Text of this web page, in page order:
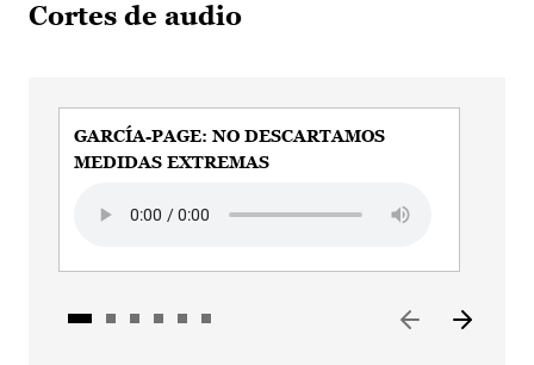
Cortes de audio
GARCÍA-PAGE: NO DESCARTAMOS
MEDIDAS EXTREMAS